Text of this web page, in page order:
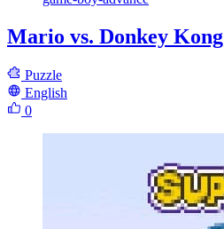
Mario vs. Donkey Kong
Puzzle
English
0